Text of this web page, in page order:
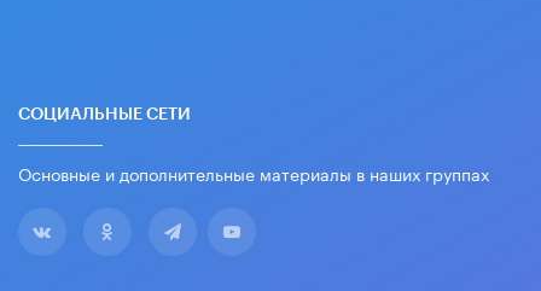
СОЦИАЛЬНЫЕ СЕТИ
Основные и дополнительные материалы в наших группах